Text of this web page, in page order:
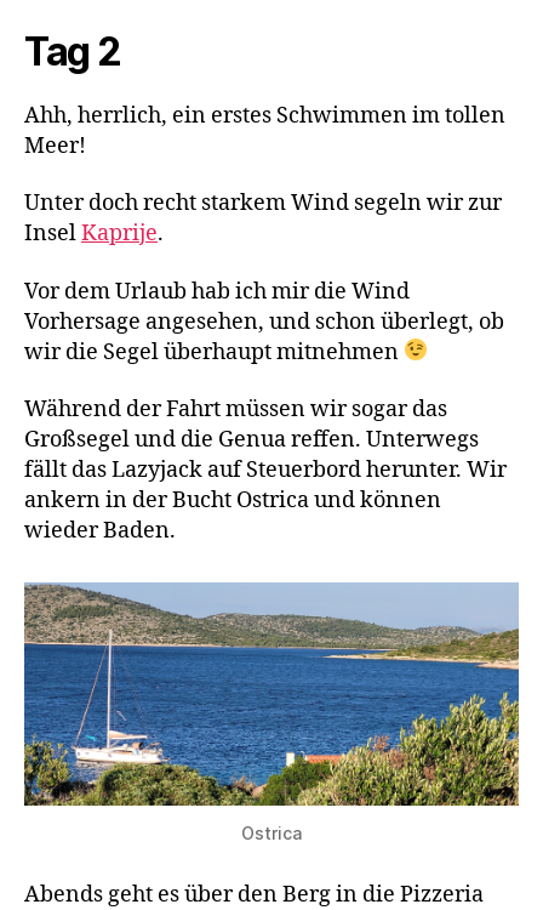
Tag 2
Ahh, herrlich, ein erstes Schwimmen im tollen
Meer!
Unter doch recht starkem Wind segeln wir zur
InselKaprije.
Vor dem Urlaub hab ich mir die Wind
Vorhersage angesehen, und schon überlegt, ob
wir die Segel überhaupt mitnehmen
Während der Fahrt müssen wir sogar das
Großsegel und die Genua reffen. Unterwegs
fällt das Lazyjack auf Steuerbord herunter. Wir
ankern in der Bucht Ostrica und können
wieder Baden.
Ostrica
Abends geht es über den Berg in die Pizzeria